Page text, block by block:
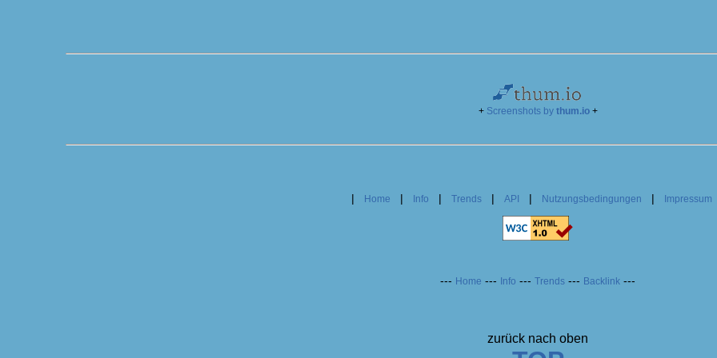
+ Screenshots by thum.io+
| Home | Info | Trends| API | Nutzungsbedingungen | Impressum
--- Home --- Info --- Trends --- Backlink ---
zurück nach oben